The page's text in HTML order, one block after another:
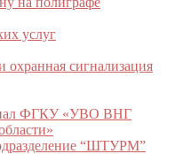
услуг
сигнализация
ФГКУ «УВО ВНГ
“ШТУРМ”